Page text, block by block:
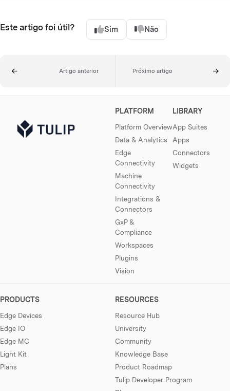
Este artigo foi útil? Sim Não
Artigo anterior Próximo artigo
PLATFORM
Platform Overview
Data & Analytics
Edge
Connectivity
Machine
Connectivity
Integrations &
Connectors
GxP &
Compliance
Workspaces
Plugins
Vision
LIBRARY
App Suites
Apps
Connectors
Widgets
PRODUCTS
Edge Devices
Edge IO
Edge MC
Light Kit
Plans
RESOURCES
Resource Hub
University
Community
Knowledge Base
Product Roadmap
Tulip Developer Program